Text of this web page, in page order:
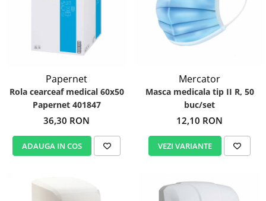
Papernet
Rola cearceaf medical 60x50
Papernet 401847
36,30 RON
ADAUGA IN COS
Mercator
Masca medicala tip II R, 50
buc/set
12,10 RON
VEZI VARIANTE